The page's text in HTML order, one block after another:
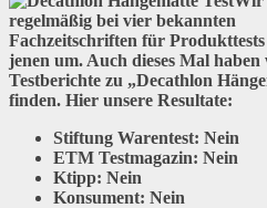
regelmäßig bei vier bekannten
Fachzeitschriften für Produkttests
jenen um. Auch dieses Mal
Testberichte zu „Decathlon
finden. Hier unsere Resultate:
Stiftung Warentest: Nein
ETM Testmagazin: Nein
Ktipp: Nein
Konsument: Nein